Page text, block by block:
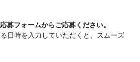
ロンです♪
・エステ・メイク講習・着付け講習
っています！
て技術ごとの専門講師チームを編成◎
募フォームからご応募ください。
日時を入力していただくと、スムーズ